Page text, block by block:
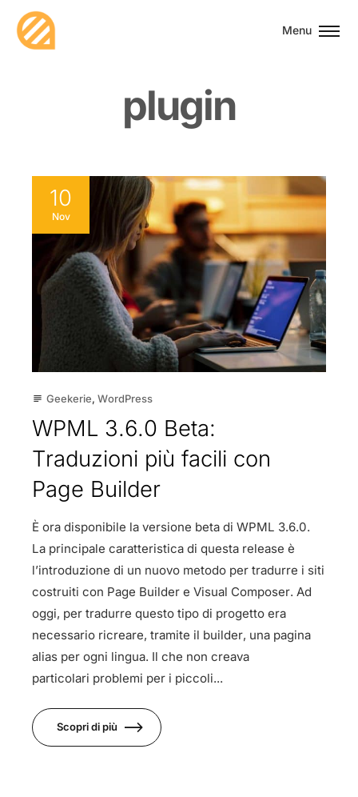
Menu
plugin
10
Nov
subject Geekerie, WordPress
WPML 3.6.0 Beta:
Traduzioni più facili con
Page Builder
È ora disponibile la versione beta di WPML 3.6.0.
La principale caratteristica di questa release è
l’introduzione di un nuovo metodo per tradurre i siti
costruiti con Page Builder e Visual Composer. Ad
oggi, per tradurre questo tipo di progetto era
necessario ricreare, tramite il builder, una pagina
alias per ogni lingua. Il che non creava
particolari problemi per i piccoli...
Scopri di più